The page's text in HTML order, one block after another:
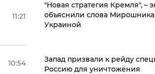
11:21
10:54
"Новая стратегия Кремля", –
объяснили слова
Украиной
Запад призвали к рейду
Россию для уничтожения